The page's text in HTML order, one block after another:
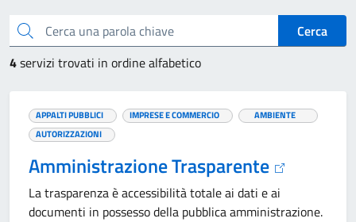
Cerca una parola chiave
Cerca
4servizi trovati in ordine alfabetico
APPALTI PUBBLICI IMPRESE E COMMERCIO
AMBIENTE
AUTORIZZAZIONI
Amministrazione Trasparente
La trasparenza è accessibilità totale ai dati e ai
documenti in possesso della pubblica amministrazione.